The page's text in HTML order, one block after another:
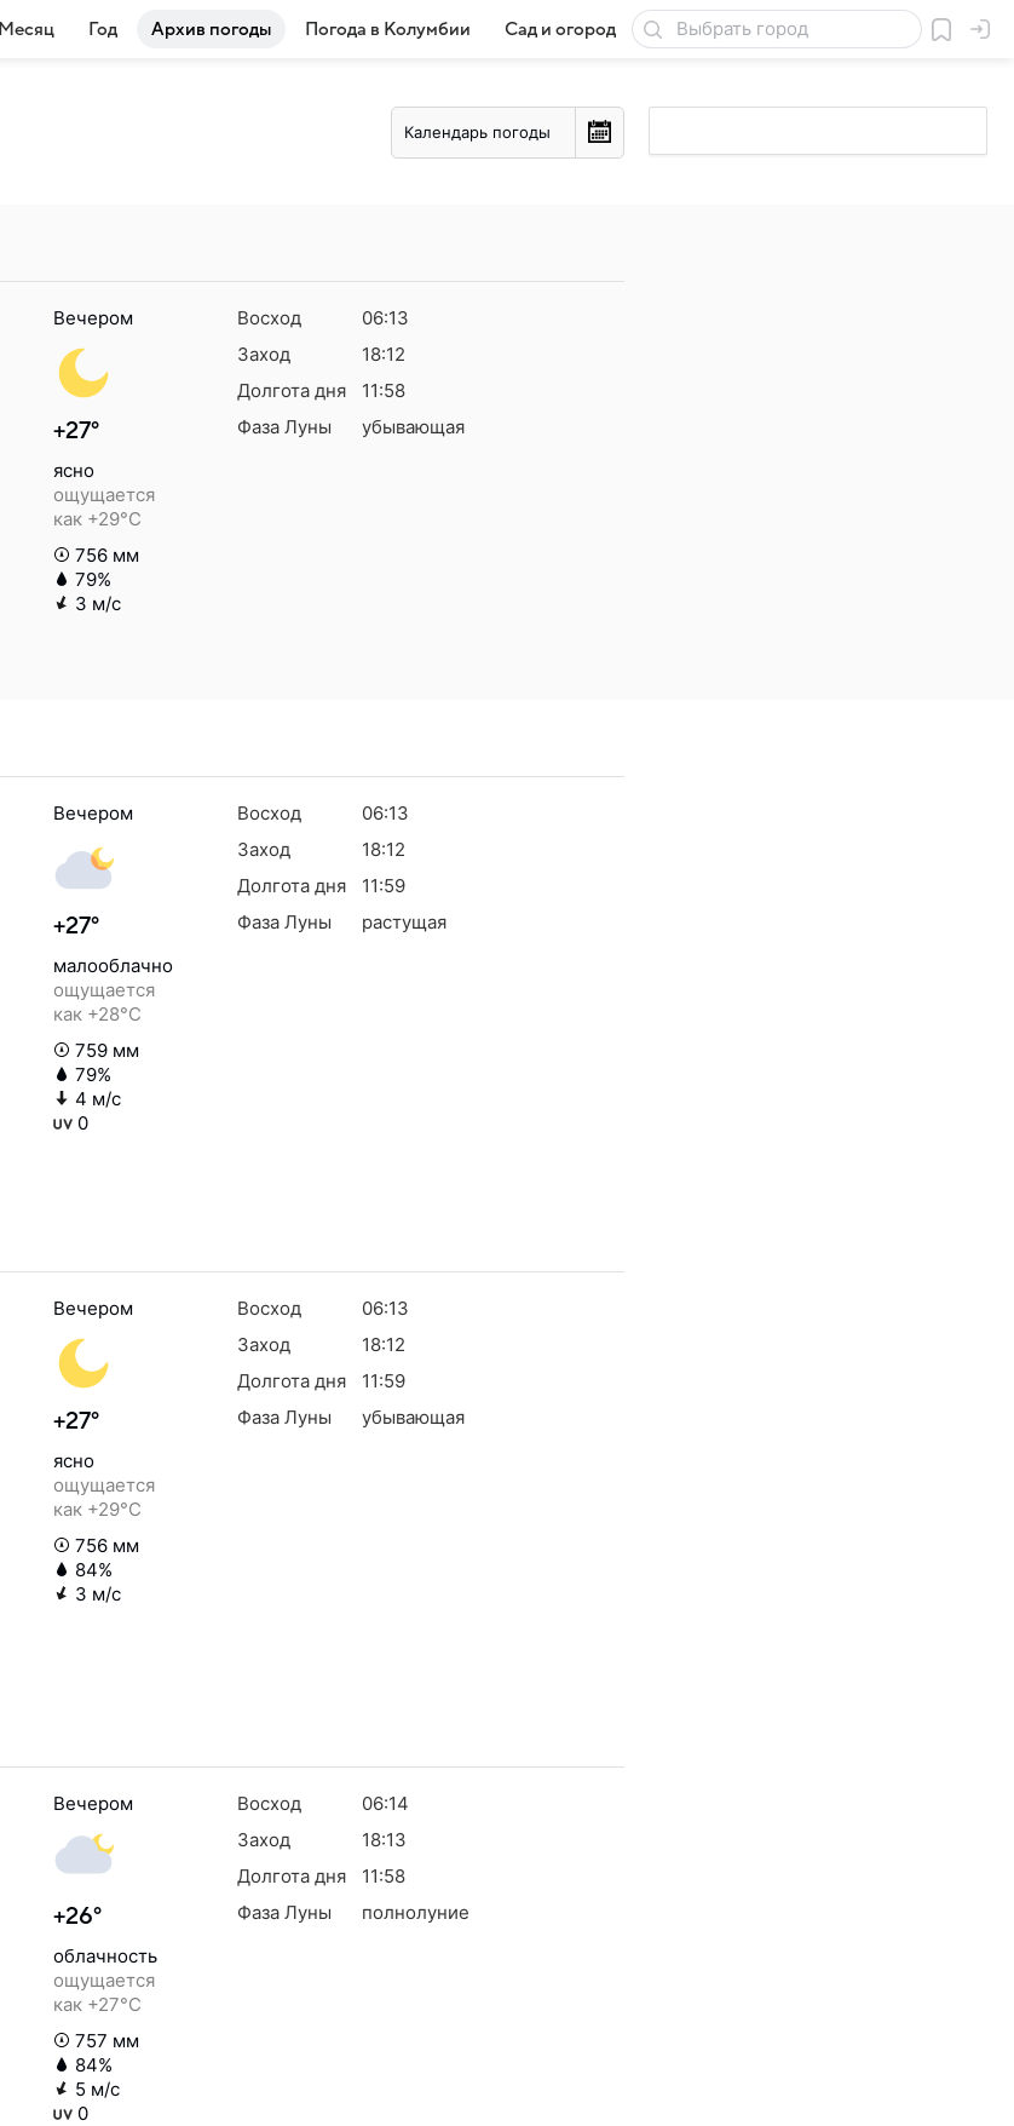
Месяц Год Архив погоды Погода в Колумбии Сад и огород Товары для дачи
Календарь погоды
Вечером
+27°
ясно
ощущается
как +29°C
756 мм
79%
3 м/с
Восход
06:13
Заход
18:12
Долгота дня
11:58
Фаза Луны
убывающая
Вечером
+27°
малооблачно
ощущается
как +28°C
759 мм
79%
4 м/с
0
Восход
06:13
Заход
18:12
Долгота дня
11:59
Фаза Луны
растущая
Вечером
+27°
ясно
ощущается
как +29°C
756 мм
84%
3 м/с
Восход
06:13
Заход
18:12
Долгота дня
11:59
Фаза Луны
убывающая
Вечером
+26°
облачность
ощущается
как +27°C
757 мм
84%
5 м/с
0
Восход
06:14
Заход
18:13
Долгота дня
11:58
Фаза Луны
полнолуние